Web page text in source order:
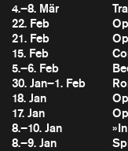
4.–8. Mär
22. Feb
21. Feb
15. Feb
5.–6. Feb
30. Jan–1. Feb
18. Jan
17. Jan
8.–10. Jan
8.–9. Jan